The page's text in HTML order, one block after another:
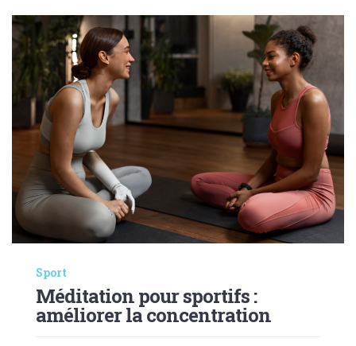
Sport
Méditation pour sportifs :
améliorer la concentration